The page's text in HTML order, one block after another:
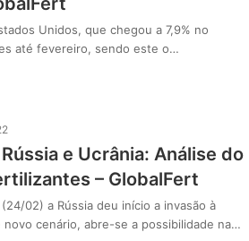
Unidos, que chegou a 7,9% no
até fevereiro, sendo este o…
e Ucrânia: Análise do
– GlobalFert
02) a Rússia deu início a invasão à
novo cenário, abre-se a possibilidade na…